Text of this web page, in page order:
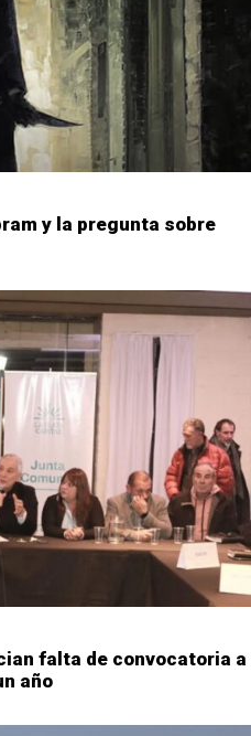
y la pregunta sobre
falta de convocatoria a
año